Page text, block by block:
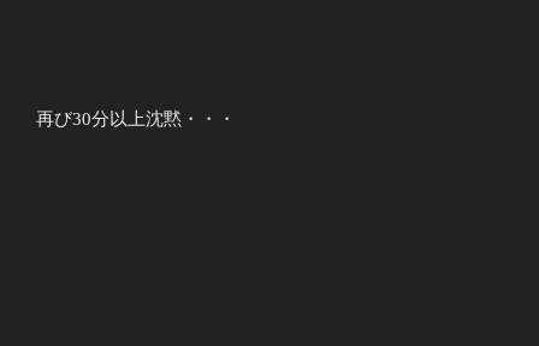
再び30分以上沈黙・・・